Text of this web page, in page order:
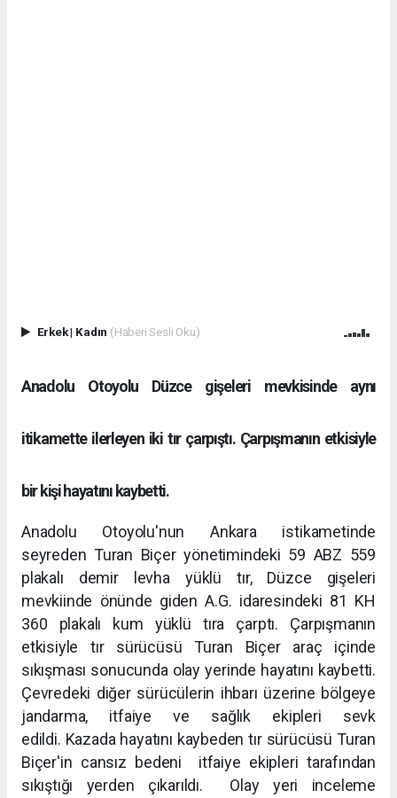
Erkek| Kadın (Haberi Sesli Oku)
Anadolu Otoyolu Düzce gişeleri mevkisinde aynı
itikamette ilerleyen iki tır çarpıştı. Çarpışmanın etkisiyle
bir kişi hayatını kaybetti.
Anadolu Otoyolu'nun Ankara istikametinde
seyreden Turan Biçer yönetimindeki 59 ABZ 559
plakalı demir levha yüklü tır, Düzce gişeleri
mevkiinde önünde giden A.G. idaresindeki 81 KH
360 plakalı kum yüklü tıra çarptı. Çarpışmanın
etkisiyle tır sürücüsü Turan Biçer araç içinde
sıkışması sonucunda olay yerinde hayatını kaybetti.
Çevredeki diğer sürücülerin ihbarı üzerine bölgeye
jandarma, itfaiye ve sağlık ekipleri sevk
edildi. Kazada hayatını kaybeden tır sürücüsü Turan
Biçer'in cansız bedeni itfaiye ekipleri tarafından
sıkıştığı yerden çıkarıldı. Olay yeri inceleme